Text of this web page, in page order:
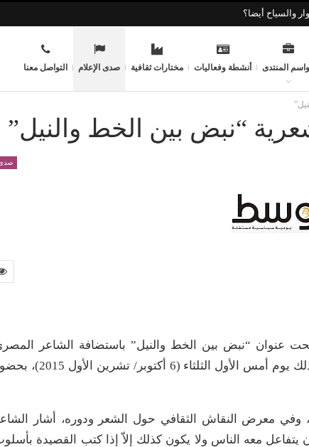
والسياح أيضا؟
المنتدى أنشطة وفعاليات مختارات ثقافية صدى الإعلام التواصل معنا
“نبض بين الخط والنيل”
صدى
عنوان “نبض بين الخط والنيل” باستضافة الشاعر
مصطفى الكحلاوي, والشاعر السعودي علي الشيخ ، وذلك يوم أمس الأول الثلثاء (6 أكتوبر/
وفي معرض النقاش الثقافي حول الشعر ودوره، أشار
معه الناس ولا يكون كذلك إلاّ إذا كتب القصيدة